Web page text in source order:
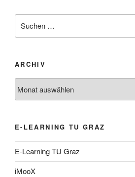
nach:
ARCHIV
E-LEARNING TU GRAZ
E-Learning TU Graz
iMooX